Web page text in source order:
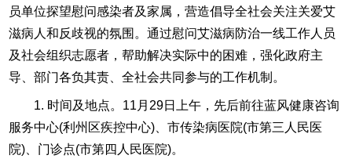
员单位探望慰问感染者及家属，营造倡导全社会关注关爱艾
滋病人和反歧视的氛围。通过慰问艾滋病防治一线工作人员
及社会组织志愿者，帮助解决实际中的困难，强化政府主
导、部门各负其责、全社会共同参与的工作机制。
1. 时间及地点。11月29日上午，先后前往蓝风健康咨询
服务中心(利州区疾控中心)、市传染病医院(市第三人民医
院)、门诊点(市第四人民医院)。